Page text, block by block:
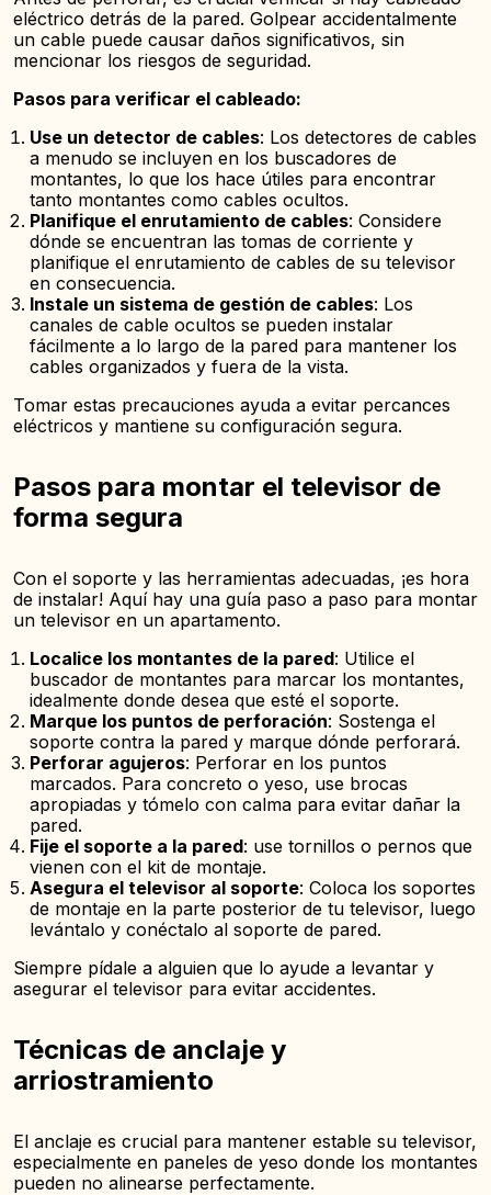
eléctrico detrás de la pared. Golpear accidentalmente
un cable puede causar daños significativos, sin
mencionar los riesgos de seguridad.
Pasos para verificar el cableado:
Use un detector de cables: Los detectores de cables
a menudo se incluyen en los buscadores de
montantes, lo que los hace útiles para encontrar
tanto montantes como cables ocultos.
Planifique el enrutamiento de cables: Considere
dónde se encuentran las tomas de corriente y
planifique el enrutamiento de cables de su televisor
en consecuencia.
Instale un sistema de gestión de cables: Los
canales de cable ocultos se pueden instalar
fácilmente a lo largo de la pared para mantener los
cables organizados y fuera de la vista.
Tomar estas precauciones ayuda a evitar percances
eléctricos y mantiene su configuración segura.
Pasos para montar el televisor de
forma segura
Con el soporte y las herramientas adecuadas, ¡es hora
de instalar! Aquí hay una guía paso a paso para montar
un televisor en un apartamento.
Localice los montantes de la pared: Utilice el
buscador de montantes para marcar los montantes,
idealmente donde desea que esté el soporte.
Marque los puntos de perforación: Sostenga el
soporte contra la pared y marque dónde perforará.
Perforar agujeros: Perforar en los puntos
marcados. Para concreto o yeso, use brocas
apropiadas y tómelo con calma para evitar dañar la
pared.
Fije el soporte a la pared: use tornillos o pernos que
vienen con el kit de montaje.
Asegura el televisor al soporte: Coloca los soportes
de montaje en la parte posterior de tu televisor, luego
levántalo y conéctalo al soporte de pared.
Siempre pídale a alguien que lo ayude a levantar y
asegurar el televisor para evitar accidentes.
Técnicas de anclaje y
arriostramiento
El anclaje es crucial para mantener estable su televisor,
especialmente en paneles de yeso donde los montantes
pueden no alinearse perfectamente.